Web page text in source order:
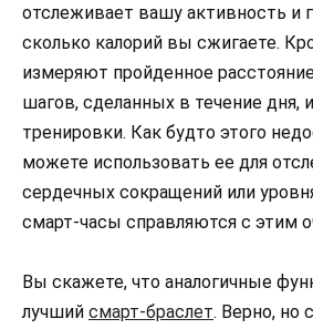
отслеживает вашу активность и
сколько калорий вы сжигаете.
измеряют пройденное
шагов, сделанных в течение дня,
тренировки. Как будто этого
можете использовать ее для
сердечных сокращений или
смарт-часы справляются с этим
Вы скажете, что аналогичные
лучший смарт-браслет. Верно, но